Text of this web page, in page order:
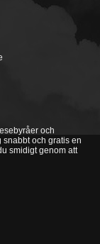
och
och gratis en
smidigt genom att